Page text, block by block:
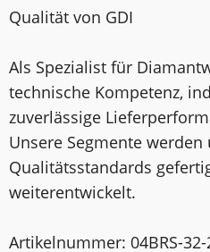
Qualität von GDI
Als Spezialist für
technische Kompetenz,
zuverlässige
Unsere Segmente
Qualitätsstandards
weiterentwickelt.
Artikelnummer: 04BRS-32-